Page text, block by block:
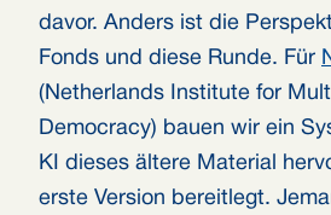
davor. Anders ist die
Fonds und diese Runde. Für
(Netherlands Institute for
Democracy) bauen wir ein
KI dieses ältere Material
erste Version bereitlegt.